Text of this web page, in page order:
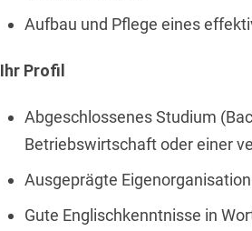
Aufbau und Pflege eines
Ihr Profil
Abgeschlossenes Studium
Betriebswirtschaft oder einer
Ausgeprägte
Gute Englischkenntnisse in